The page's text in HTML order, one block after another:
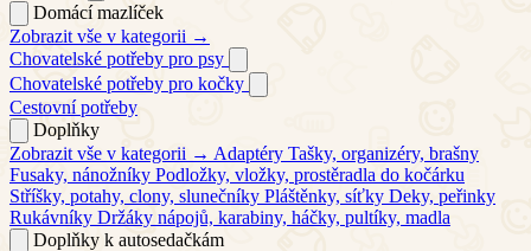
Domácí mazlíček
Zobrazit vše v kategorii →
Chovatelské potřeby pro psy
Chovatelské potřeby pro kočky
Cestovní potřeby
Doplňky
Zobrazit vše v kategorii → Adaptéry Tašky, organizéry, brašny
Fusaky, nánožníky Podložky, vložky, prostěradla do kočárku
Stříšky, potahy, clony, slunečníky Pláštěnky, síťky Deky, peřinky
Rukávníky Držáky nápojů, karabiny, háčky, pultíky, madla
Doplňky k autosedačkám